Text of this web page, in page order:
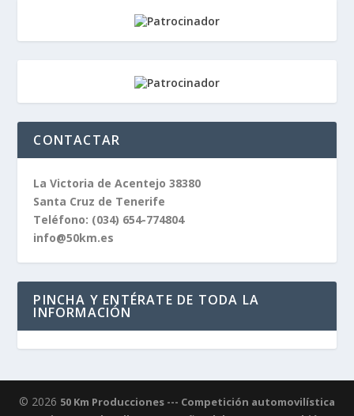
CONTACTAR
La Victoria de Acentejo 38380
Santa Cruz de Tenerife
Teléfono: (034) 654-774804
info@50km.es
PINCHA Y ENTÉRATE DE TODA LA
INFORMACIÓN
© 2026 50 Km Producciones --- Competición automovilística